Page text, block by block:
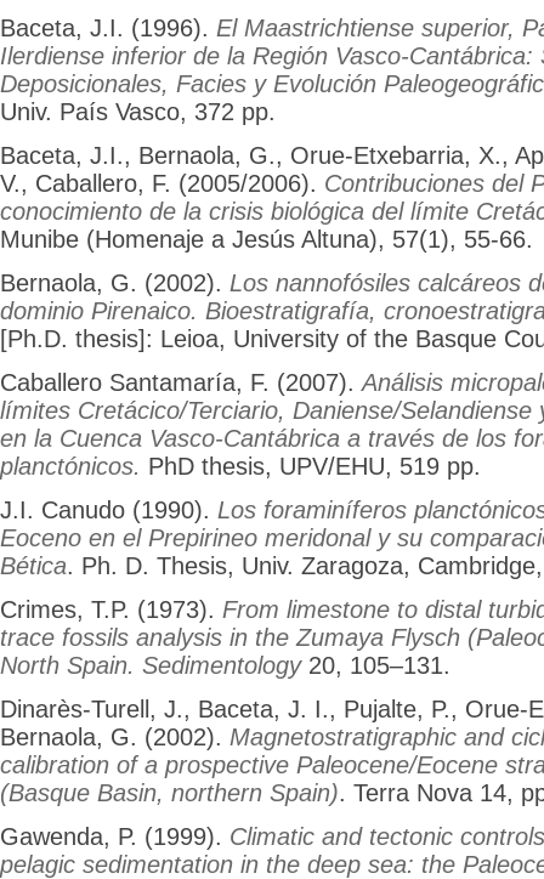
Baceta, J.I. (1996). El Maastrichtiense superior,
Ilerdiense inferior de la Región Vasco-Cantábrica:
Deposicionales, Facies y Evolución
Univ. País Vasco, 372 pp.
Baceta, J.I., Bernaola, G., Orue-Etxebarria, X.,
V., Caballero, F. (2005/2006). Contribuciones del
conocimiento de la crisis biológica del límite
Munibe (Homenaje a Jesús Altuna), 57(1), 55-66.
Bernaola, G. (2002). Los nannofósiles calcáreos
dominio Pirenaico. Bioestratigrafía,
[Ph.D. thesis]: Leioa, University of the Basque
Caballero Santamaría, F. (2007). Análisis
límites Cretácico/Terciario, Daniense/Selandiense
en la Cuenca Vasco-Cantábrica a través de los
planctónicos. PhD thesis, UPV/EHU, 519 pp.
J.I. Canudo (1990). Los foraminíferos
Eoceno en el Prepirineo meridonal y su
Bética. Ph. D. Thesis, Univ. Zaragoza,
Crimes, T.P. (1973). From limestone to distal
trace fossils analysis in the Zumaya Flysch
North Spain. Sedimentology20, 105–131.
Dinarès-Turell, J., Baceta, J. I., Pujalte, P., Orue-
Bernaola, G. (2002). Magnetostratigraphic and
calibration of a prospective Paleocene/Eocene
(Basque Basin, northern Spain). Terra Nova 14,
Gawenda, P. (1999). Climatic and tectonic
pelagic sedimentation in the deep sea: the